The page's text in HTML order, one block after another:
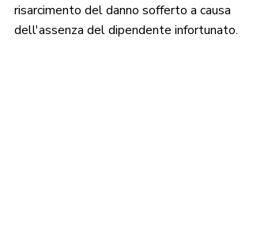
risarcimento del danno sofferto a causa
dell'assenza del dipendente infortunato.